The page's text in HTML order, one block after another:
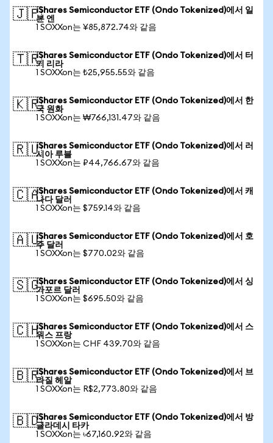
🇯🇵iShares Semiconductor ETF (Ondo Tokenized)에서 일
본 엔
1 SOXXon는 ¥85,872.74와 같음
🇹🇷iShares Semiconductor ETF (Ondo Tokenized)에서 터
키 리라
1 SOXXon는 ₺25,955.55와 같음
🇰🇷iShares Semiconductor ETF (Ondo Tokenized)에서 한
국 원화
1 SOXXon는 ₩766,131.47와 같음
🇷🇺iShares Semiconductor ETF (Ondo Tokenized)에서 러
시아 루블
1 SOXXon는 ₽44,766.67와 같음
🇨🇦iShares Semiconductor ETF (Ondo Tokenized)에서 캐
나다 달러
1 SOXXon는 $759.14와 같음
🇦🇺iShares Semiconductor ETF (Ondo Tokenized)에서 호
주 달러
1 SOXXon는 $770.02와 같음
🇸🇬iShares Semiconductor ETF (Ondo Tokenized)에서 싱
가포르 달러
1 SOXXon는 $695.50와 같음
🇨🇭iShares Semiconductor ETF (Ondo Tokenized)에서 스
위스 프랑
1 SOXXon는 CHF 439.70와 같음
🇧🇷iShares Semiconductor ETF (Ondo Tokenized)에서 브
라질 헤알
1 SOXXon는 R$2,773.80와 같음
🇧🇩iShares Semiconductor ETF (Ondo Tokenized)에서 방
글라데시 타카
1 SOXXon는 ৳67,160.92와 같음